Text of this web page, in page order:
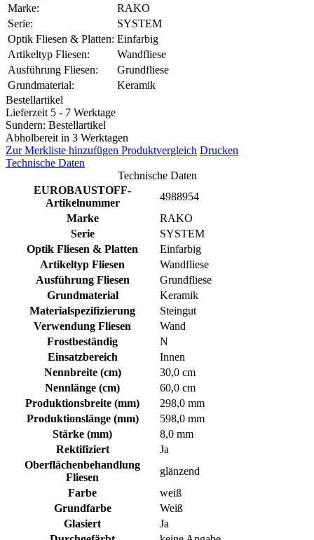
Marke:
RAKO
Serie:
SYSTEM
Optik Fliesen & Platten: Einfarbig
Artikeltyp Fliesen:
Wandfliese
Ausführung Fliesen:
Grundfliese
Grundmaterial:
Keramik
Bestellartikel
Lieferzeit 5 - 7 Werktage
Sundern: Bestellartikel
Abholbereit in 3 Werktagen
Zur Merkliste hinzufügen Produktvergleich Drucken
Technische Daten
Technische Daten
EUROBAUSTOFF-
Artikelnummer
4988954
Marke
RAKO
Serie
SYSTEM
Optik Fliesen & Platten
Einfarbig
Artikeltyp Fliesen
Wandfliese
Ausführung Fliesen
Grundfliese
Grundmaterial
Keramik
Materialspezifizierung
Steingut
Verwendung Fliesen
Wand
Frostbeständig
N
Einsatzbereich
Innen
Nennbreite (cm)
30,0 cm
Nennlänge (cm)
60,0 cm
Produktionsbreite (mm)
298,0 mm
Produktionslänge (mm)
598,0 mm
Stärke (mm)
8,0 mm
Rektifiziert
Ja
Oberflächenbehandlung
Fliesen
glänzend
Farbe
weiß
Grundfarbe
Weiß
Glasiert
Ja